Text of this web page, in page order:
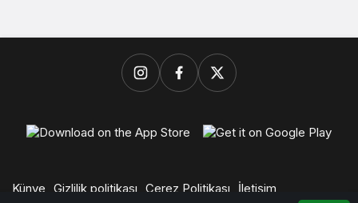
Künye Gizlilik politikası Çerez Politikası
İletişim